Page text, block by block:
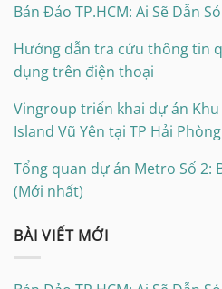
Bán Đảo TP.HCM: Ai Sẽ Dẫn
Hướng dẫn tra cứu thông tin
dụng trên điện thoại
Vingroup triển khai dự án
Island Vũ Yên tại TP Hải Phòng
Tổng quan dự án Metro Số 2:
(Mới nhất)
BÀI VIẾT MỚI